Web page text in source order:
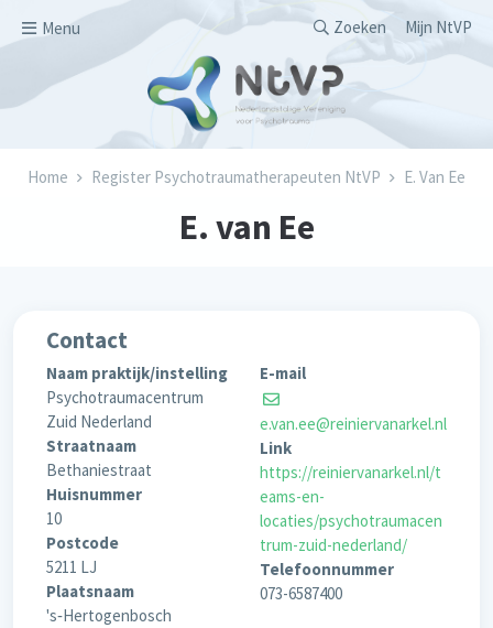
Menu
Secondary
Zoeken Mijn NtVP
Kruimelpad
Home Register Psychotraumatherapeuten NtVP E. Van Ee
E. van Ee
Contact
Naam praktijk/instelling
Psychotraumacentrum
Zuid Nederland
Straatnaam
Bethaniestraat
Huisnummer
10
Postcode
5211 LJ
Plaatsnaam
's‐Hertogenbosch
E-mail
e.van.ee@reiniervanarkel.nl
Link
https://reiniervanarkel.nl/t
eams-en-
locaties/psychotraumacen
trum-zuid-nederland/
Telefoonnummer
073-6587400